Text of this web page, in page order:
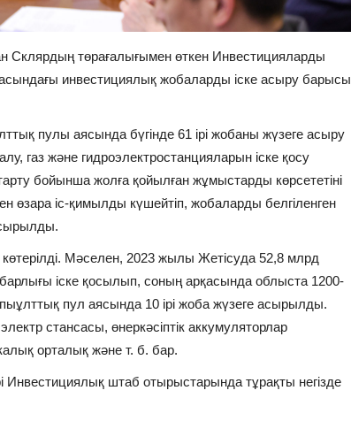
Склярдың төрағалығымен өткен Инвестицияларды
инвестициялық жобаларды іске асыру барысы
пулы аясында бүгінде 61 ірі жобаны жүзеге асыру
газ және гидроэлектростанцияларын іске қосу
бойынша жолға қойылған жұмыстарды көрсететіні
өзара іс-қимылды күшейтіп, жобаларды белгіленген
көтерілді. Мәселен, 2023 жылы Жетісуда 52,8 млрд
іске қосылып, соның арқасында облыста 1200-
пул аясында 10 ірі жоба жүзеге асырылды.
стансасы, өнеркәсіптік аккумуляторлар
орталық және т. б. бар.
штаб отырыстарында тұрақты негізде